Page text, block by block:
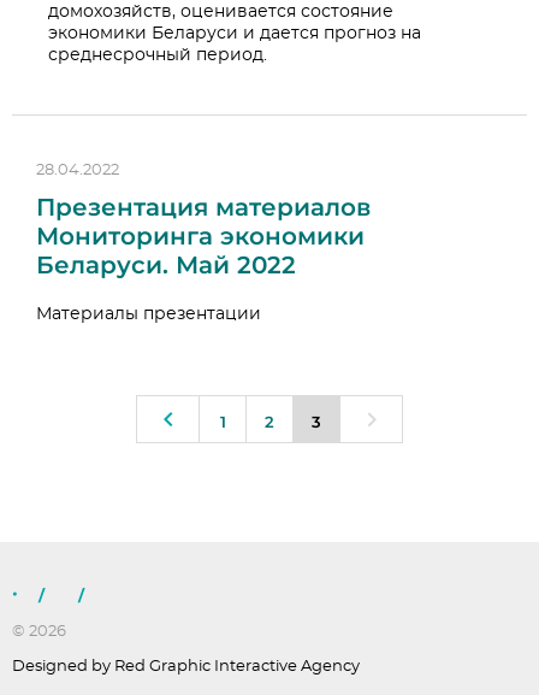
домохозяйств, оценивается состояние
экономики Беларуси и дается прогноз на
среднесрочный период.
28.04.2022
Презентация материалов
Мониторинга экономики
Беларуси. Май 2022
Материалы презентации
1 2 3
/ /
© 2026
Designed by Red Graphic Interactive Agency